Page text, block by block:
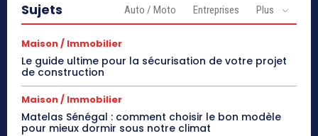
Sujets Auto / Moto Entreprises Plus
Maison / Immobilier
Le guide ultime pour la sécurisation de votre projet
de construction
Maison / Immobilier
Matelas Sénégal : comment choisir le bon modèle
pour mieux dormir sous notre climat